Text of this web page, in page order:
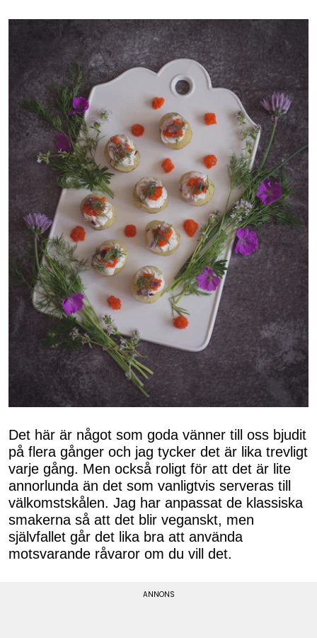
Det här är något som goda vänner till oss bjudit
på flera gånger och jag tycker det är lika trevligt
varje gång. Men också roligt för att det är lite
annorlunda än det som vanligtvis serveras till
välkomstskålen. Jag har anpassat de klassiska
smakerna så att det blir veganskt, men
självfallet går det lika bra att använda
motsvarande råvaror om du vill det.